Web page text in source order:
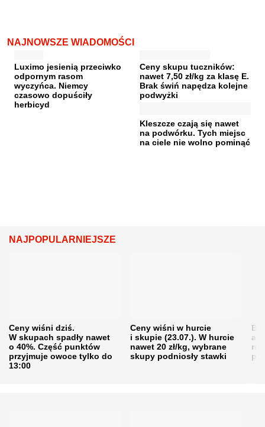
NAJNOWSZE WIADOMOŚCI
Luximo jesienią przeciwko
odpornym rasom
wyczyńca. Niemcy
czasowo dopuściły
herbicyd
Ceny skupu tuczników:
nawet 7,50 zł/kg za klasę E.
Brak świń napędza kolejne
podwyżki
Kleszcze czają się nawet
na podwórku. Tych miejsc
na ciele nie wolno pominąć
NAJPOPULARNIEJSZE
Ceny wiśni dziś.
W skupach spadły nawet
o 40%. Część punktów
przyjmuje owoce tylko do
13:00
Ceny wiśni w hurcie
i skupie (23.07.). W hurcie
nawet 20 zł/kg, wybrane
skupy podniosły stawki